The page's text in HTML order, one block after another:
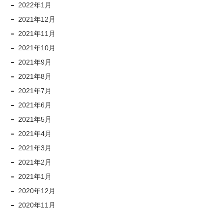
2022年1月
2021年12月
2021年11月
2021年10月
2021年9月
2021年8月
2021年7月
2021年6月
2021年5月
2021年4月
2021年3月
2021年2月
2021年1月
2020年12月
2020年11月